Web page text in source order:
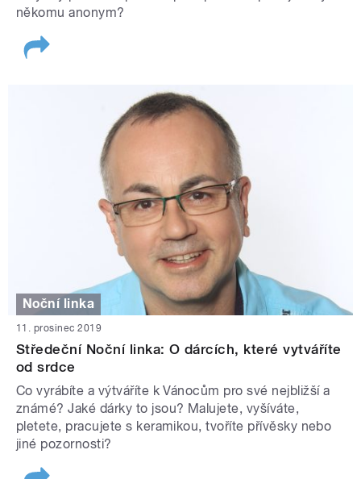
někomu anonym?
Noční linka
11. prosinec 2019
Středeční Noční linka: O dárcích, které vytváříte
od srdce
Co vyrábíte a výtváříte k Vánocům pro své nejbližší a
známé? Jaké dárky to jsou? Malujete, vyšíváte,
pletete, pracujete s keramikou, tvoříte přívěsky nebo
jiné pozornosti?